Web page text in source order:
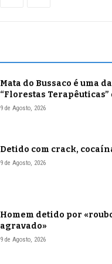
Mata do Bussaco é uma
“Florestas Terapêuticas”
9 de Agosto, 2026
Detido com crack,
9 de Agosto, 2026
Homem detido por
agravado»
9 de Agosto, 2026